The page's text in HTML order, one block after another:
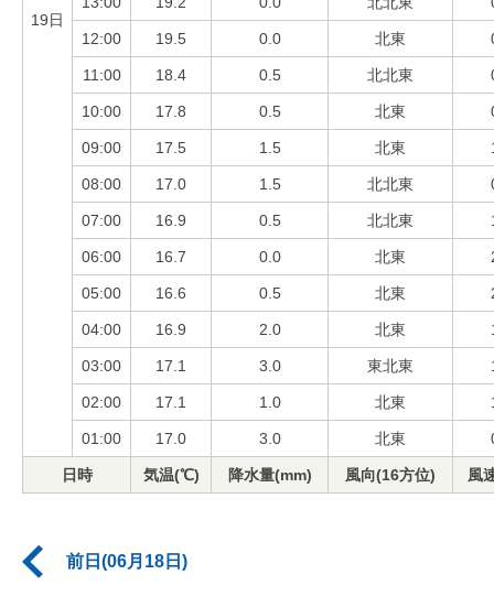
19日
12:00 19.5 0.0 北東
11:00 18.4 0.5 北北東
10:00 17.8 0.5 北東
09:00 17.5 1.5 北東
08:00 17.0 1.5 北北東
07:00 16.9 0.5 北北東
06:00 16.7 0.0 北東
05:00 16.6 0.5 北東
04:00 16.9 2.0 北東
03:00 17.1 3.0 東北東
02:00 17.1 1.0 北東
01:00 17.0 3.0 北東
日時 気温(℃) 降水量(mm) 風向(16方位) 風
前日(06月18日)